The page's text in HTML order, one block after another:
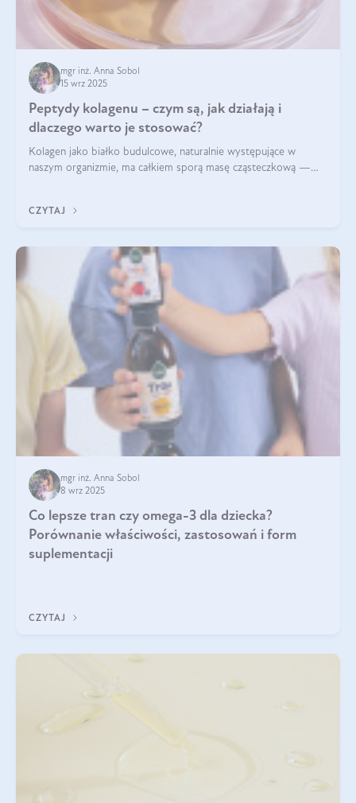
mgr inż. Anna Sobol
15 wrz 2025
Peptydy kolagenu – czym są, jak działają i
dlaczego warto je stosować?
Kolagen jako białko budulcowe, naturalnie występujące w
naszym organizmie, ma całkiem sporą masę cząsteczkową —
bardziej biodostępny
CZYTAJ
mgr inż. Anna Sobol
8 wrz 2025
Co lepsze tran czy omega-3 dla dziecka?
Porównanie właściwości, zastosowań i form
suplementacji
CZYTAJ